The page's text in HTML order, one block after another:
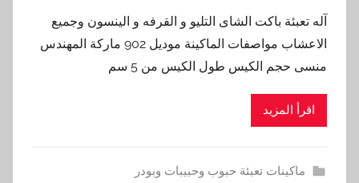
آله تعبئة باكت الشاى التليو و القرفه و الينسون وجميع
الاعشاب مواصفات الماكينة موديل 902 ماركة المهندس
منسى حجم الكيس طول الكيس من 5 سم
اقرأ المزيد
ماكينات تعبئة حبوب وحبيبات وبودر